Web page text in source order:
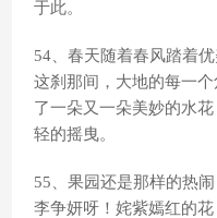
于此。
54、春天随着春风踏着
这刹那间，大地的每一
了一朵又一朵美妙的水
轻的摇曳。
55、果园还是那样的热
李争妍呀！姹紫嫣红的